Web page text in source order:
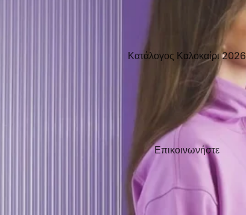
Κατάλογος Καλοκαίρι 2026
Επικοινωνήστε